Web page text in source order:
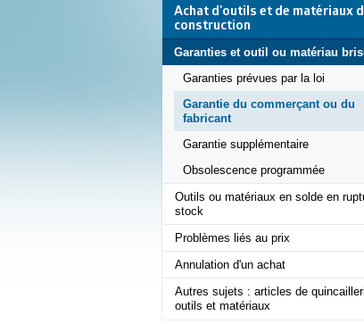
Achat d'outils et de matériaux
construction
Garanties et outil ou matériau
Garanties prévues par la loi
Garantie du commerçant ou du
fabricant
Garantie supplémentaire
Obsolescence programmée
Outils ou matériaux en solde en
stock
Problèmes liés au prix
Annulation d'un achat
Autres sujets : articles de
outils et matériaux